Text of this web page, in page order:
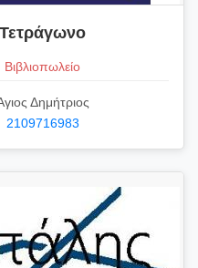
Τετράγωνο
Βιβλιοπωλείο
Δημήτριος
2109716983